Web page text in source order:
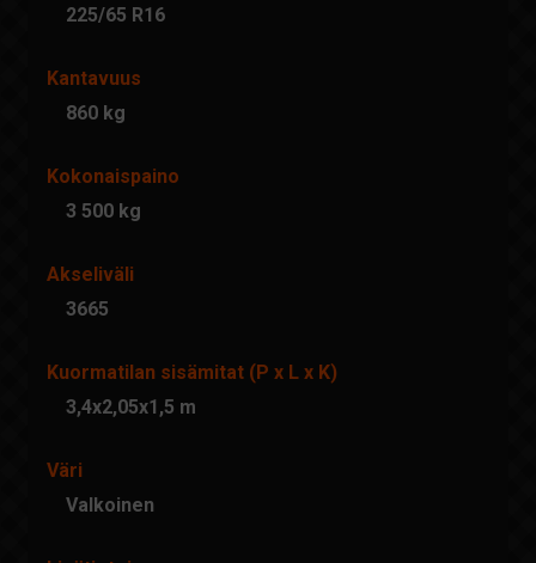
225/65 R16
Kantavuus
860 kg
Kokonaispaino
3 500 kg
Akseliväli
3665
Kuormatilan sisämitat (P x L x K)
3,4x2,05x1,5 m
Väri
Valkoinen